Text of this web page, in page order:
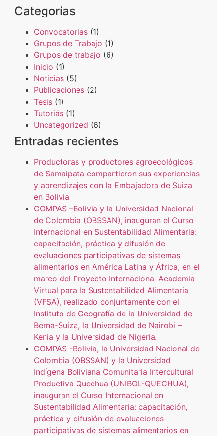
Categorías
Convocatorias (1)
Grupos de Trabajo (1)
Grupos de trabajo (6)
Inicio (1)
Noticias (5)
Publicaciones (2)
Tesis (1)
Tutoriás (1)
Uncategorized (6)
Entradas recientes
Productoras y productores agroecológicos
de Samaipata compartieron sus experiencias
y aprendizajes con la Embajadora de Suiza
en Bolivia
COMPAS –Bolivia y la Universidad Nacional
de Colombia (OBSSAN), inauguran el Curso
Internacional en Sustentabilidad Alimentaria:
capacitación, práctica y difusión de
evaluaciones participativas de sistemas
alimentarios en América Latina y África, en el
marco del Proyecto Internacional Academia
Virtual para la Sustentabilidad Alimentaria
(VFSA), realizado conjuntamente con el
Instituto de Geografía de la Universidad de
Berna-Suiza, la Universidad de Nairobi –
Kenia y la Universidad de Nigeria.
COMPAS -Bolivia, la Universidad Nacional de
Colombia (OBSSAN) y la Universidad
Indígena Boliviana Comunitaria Intercultural
Productiva Quechua (UNIBOL-QUECHUA),
inauguran el Curso Internacional en
Sustentabilidad Alimentaria: capacitación,
práctica y difusión de evaluaciones
participativas de sistemas alimentarios en